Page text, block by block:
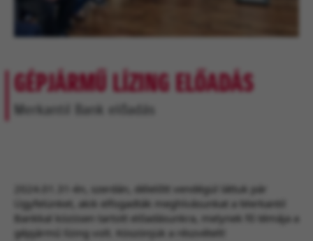
GÉPJÁRMŰ LÍZING ELŐADÁS
Merkantil Bank előadás
2024.01.31-én, szerdán, délelőtt vendégül láttuk pár
Ügyfelünket, akik elfogadták meghívásunkat a Merkantil
Bankkal közösen tartott előadásunkra, melynek fő témája a
gépjármű lízing volt.
Köszönjük a részvételt!